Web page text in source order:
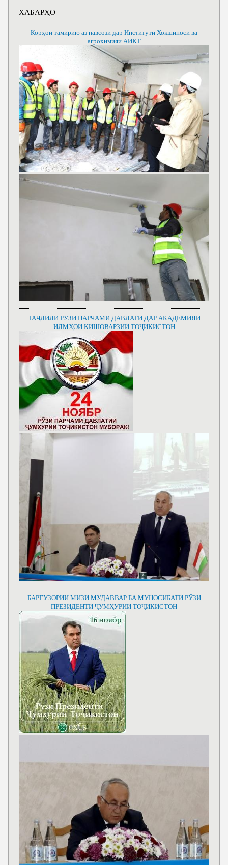
ХАБАРҲО
Корҳои тамирию аз навсозӣ дар Институти Хокшиносӣ ва
агрохимияи АИКТ
ТАҶЛИЛИ РӮЗИ ПАРЧАМИ ДАВЛАТӢ ДАР АКАДЕМИЯИ
ИЛМҲОИ КИШОВАРЗИИ ТОҶИКИСТОН
БАРГУЗОРИИ МИЗИ МУДАВВАР БА МУНОСИБАТИ РӮЗИ
ПРЕЗИДЕНТИ ҶУМҲУРИИ ТОҶИКИСТОН